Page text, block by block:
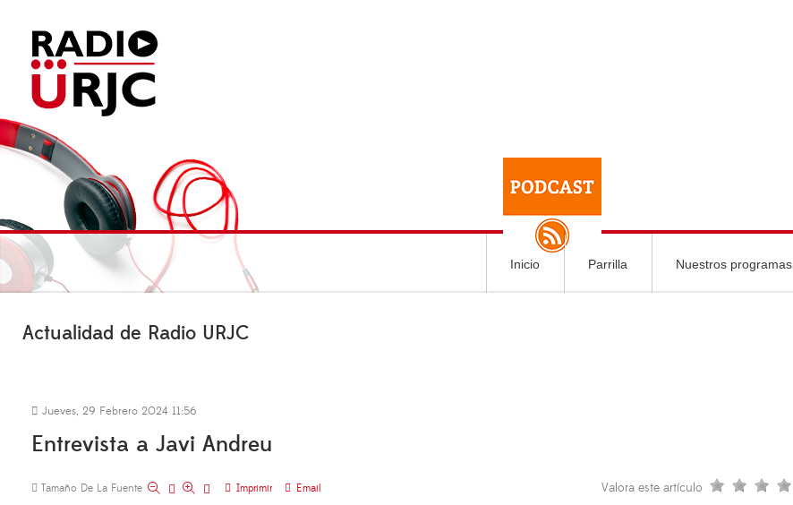
Inicio Parrilla Nuestros programas
Actualidad de Radio URJC
Jueves, 29 Febrero 2024 11:56
Entrevista a Javi Andreu
Tamaño De La Fuente Imprimir Email Valora este artículo